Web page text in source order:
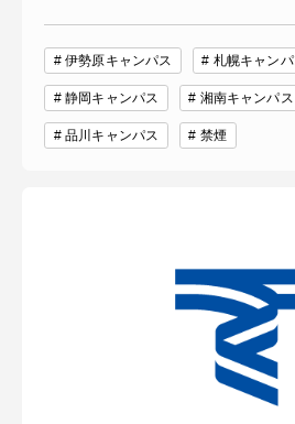
伊勢原キャンパス 札幌キャン
静岡キャンパス 湘南キャンパス
品川キャンパス 禁煙